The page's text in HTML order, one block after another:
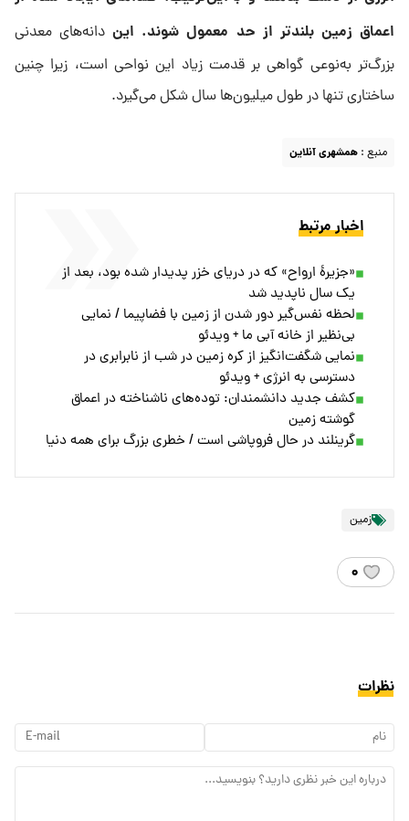
اعماق زمین بلندتر از حد معمول شوند. ایندانه‌های معدنی
بزرگ‌تر به‌نوعی گواهی بر قدمت زیاد این نواحی است، زیرا چنین
ساختاری تنها در طول میلیون‌ها سال شکل می‌گیرد.
منبع : همشهری آنلاین
اخبار مرتبط
«جزیرۀ ارواح» که در دریای خزر پدیدار شده بود، بعد از
یک سال ناپدید شد
لحظه نفس‌گیر دور شدن از زمین با فضاپیما / نمایی
بی‌نظیر از خانه آبی ما + ویدئو
نمایی شگفت‌انگیز از کره زمین در شب از نابرابری در
دسترسی به انرژی + ویدئو
کشف جدید دانشمندان: توده‌های ناشناخته در اعماق
گوشته زمین
گرینلند در حال فروپاشی است / خطری بزرگ برای همه دنیا
زمین
۰
نظرات